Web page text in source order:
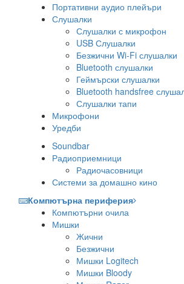
Портативни аудио плейъри
Слушалки
Слушалки с микрофон
USB Слушалки
Безжични Wi-Fi слушалки
Bluetooth слушалки
Геймърски слушалки
Bluetooth handsfree
Слушалки тапи
Микрофони
Уредби
Soundbar
Радиоприемници
Радиочасовници
Системи за домашно кино
Компютърна периферия
Компютърни очила
Мишки
Жични
Безжични
Мишки Logitech
Мишки Bloody